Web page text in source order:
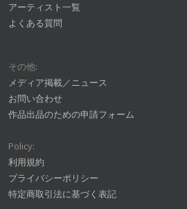
アーティスト一覧
よくある質問
その他:
メディア掲載／ニュース
お問い合わせ
作品出品のための申請フォーム
Policy:
利用規約
プライバシーポリシー
特定商取引法に基づく表記